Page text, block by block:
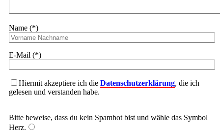
Name (*)
E-Mail (*)
Hiermit akzeptiere ich die Datenschutzerklärung, die ich
gelesen und verstanden habe.
Bitte beweise, dass du kein Spambot bist und wähle das Symbol
Herz.